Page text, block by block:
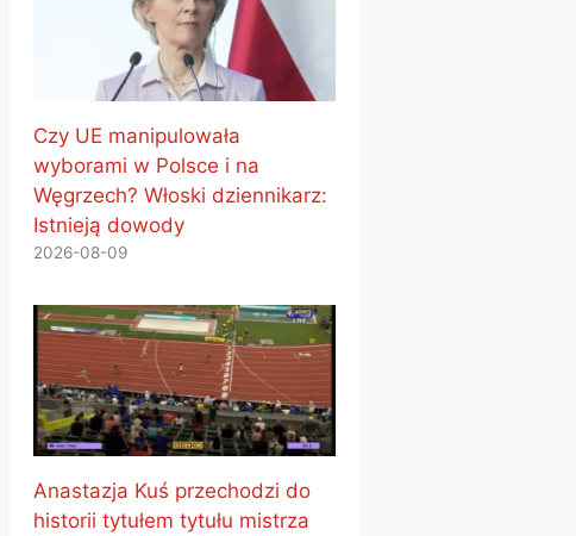
Czy UE manipulowała
wyborami w Polsce i na
Węgrzech? Włoski dziennikarz:
Istnieją dowody
2026-08-09
Anastazja Kuś przechodzi do
historii tytułem tytułu mistrza